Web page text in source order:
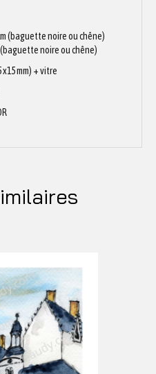
(baguette noire ou chêne)
noire ou chêne)
+ vitre